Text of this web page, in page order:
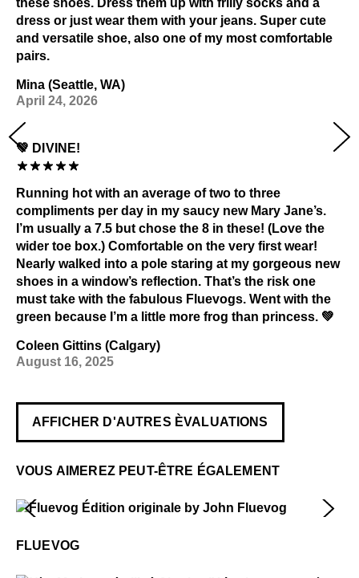
these shoes. Dress them up with frilly socks and a
dress or just wear them with your jeans. Super cute
and versatile shoe, also one of my most comfortable
pairs.
Mina (Seattle, WA)
April 24, 2026
💚 DIVINE!
Running hot with an average of two to three
compliments per day in my saucy new Mary Jane’s.
I’m usually a 7.5 but chose the 8 in these! (Love the
wider toe box.) Comfortable on the very first wear!
Nearly walked into a pole staring at my gorgeous new
shoes in a window’s reflection. That’s the risk one
must take with the fabulous Fluevogs. Went with the
green because I’m a little more frog than princess. 💚
Coleen Gittins (Calgary)
August 16, 2025
AFFICHER D'AUTRES ÈVALUATIONS
VOUS AIMEREZ PEUT-ÊTRE ÉGALEMENT
FLUEVOG